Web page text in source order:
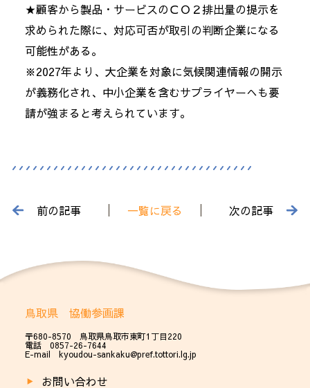
★顧客から製品・サービスのＣＯ２排出量の提示を
求められた際に、対応可否が取引の判断企業になる
可能性がある。
※2027年より、大企業を対象に気候関連情報の開示
が義務化され、中小企業を含むサプライヤーへも要
請が強まると考えられています。
前の記事 一覧に戻る 次の記事
鳥取県 協働参画課
〒680-8570 鳥取県鳥取市東町1丁目220
電話 0857-26-7644
E-mail kyoudou-sankaku@pref.tottori.lg.jp
お問い合わせ